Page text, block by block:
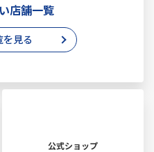
店舗一覧
を見る
公式ショップ